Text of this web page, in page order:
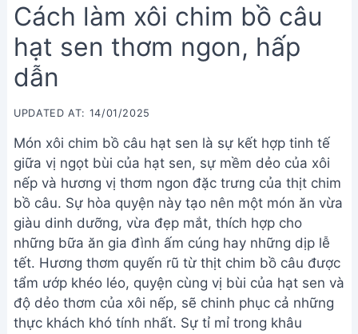
Cách làm xôi chim bồ câu
hạt sen thơm ngon, hấp
dẫn
UPDATED AT: 14/01/2025
Món xôi chim bồ câu hạt sen là sự kết hợp tinh tế
giữa vị ngọt bùi của hạt sen, sự mềm dẻo của xôi
nếp và hương vị thơm ngon đặc trưng của thịt chim
bồ câu. Sự hòa quyện này tạo nên một món ăn vừa
giàu dinh dưỡng, vừa đẹp mắt, thích hợp cho
những bữa ăn gia đình ấm cúng hay những dịp lễ
tết. Hương thơm quyến rũ từ thịt chim bồ câu được
tẩm ướp khéo léo, quyện cùng vị bùi của hạt sen và
độ dẻo thơm của xôi nếp, sẽ chinh phục cả những
thực khách khó tính nhất. Sự tỉ mỉ trong khâu